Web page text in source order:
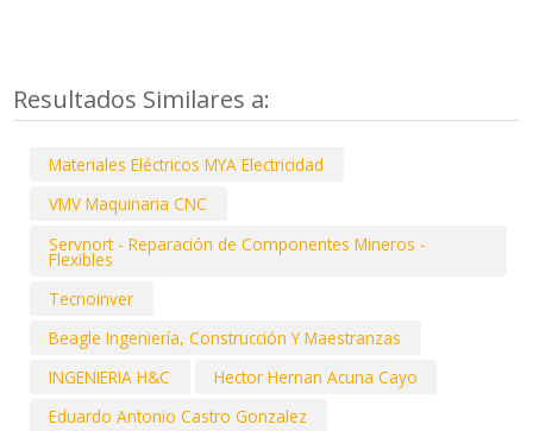
Resultados Similares a:
Materiales Eléctricos MYA Electricidad
VMV Maquinaria CNC
Servnort - Reparación de Componentes Mineros -
Flexibles
Tecnoinver
Beagle Ingeniería, Construcción Y Maestranzas
INGENIERIA H&C
Hector Hernan Acuna Cayo
Eduardo Antonio Castro Gonzalez